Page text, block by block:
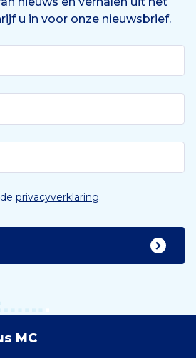
d
u in voor onze nieuwsbrief.
privacyverklaring.
MC